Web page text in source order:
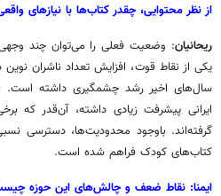
از نظر محتوایی، چقدر کتاب‌ها با نیازهای
ریحانیان: وضعیت فعلی را می‌توان چند
یکی از نقاط قوت، افزایش تعداد ناشران
سال‌های اخیر رشد چشمگیری داشته است.
ایرانی پیشرفت زیادی داشته، آن‌قدر که
گرفته‌اند. باوجود محدودیت‌ها، دسترسی
کتاب‌های کودک فراهم شده است.
ایمنا: نقاط ضعف و چالش‌های این حوزه